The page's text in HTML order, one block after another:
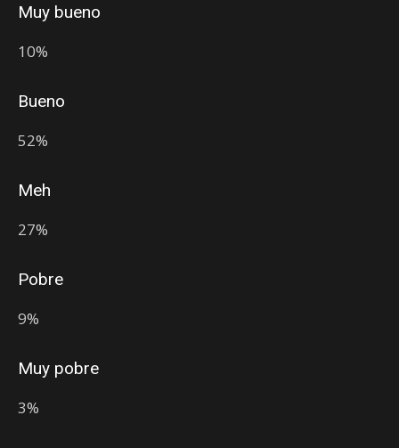
Muy bueno
10%
Bueno
52%
Meh
27%
Pobre
9%
Muy pobre
3%